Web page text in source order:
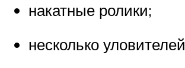
накатные ролики;
несколько